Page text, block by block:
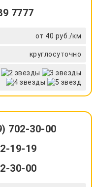
7777
от 40 руб./км
круглосуточно
702-30-00
19-19
30-00